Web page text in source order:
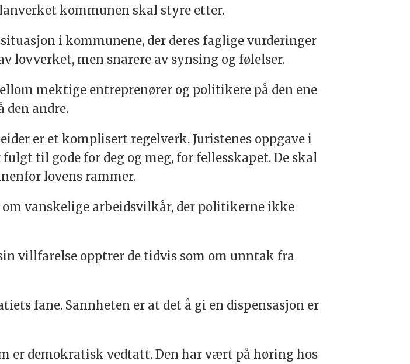
kommunen skal styre etter.
i kommunene, der deres faglige vurderinger
lovverket, men snarere av synsing og følelser.
mektige entreprenører og politikere på den ene
den andre.
er et komplisert regelverk. Juristenes oppgave i
til gode for deg og meg, for fellesskapet. De skal
lovens rammer.
vanskelige arbeidsvilkår, der politikerne ikke
villfarelse opptrer de tidvis som om unntak fra
fane. Sannheten er at det å gi en dispensasjon er
er demokratisk vedtatt. Den har vært på høring hos